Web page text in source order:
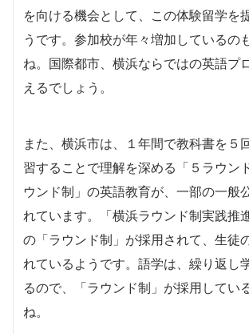
を向ける機会として、この体験留学を
うです。参加校が年々増加しているの
ね。国際都市、横浜ならではの英語プ
えるでしょう。
また、横浜市は、１年間で教科書を５
習することで理解を深める「５ラウン
ウンド制」の英語教育が、一部の一般
れています。「横浜ラウンド制実践推
の「ラウンド制」が採用されて、生徒
れているようです。語学は、繰り返し
るので、「ラウンド制」が採用してい
ね。